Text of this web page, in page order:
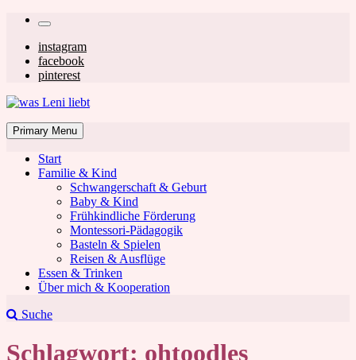
Skip
content
Secondary
left
navigation
Secondary
right
navigation
instagram
facebook
pinterest
was Leni liebt
Mom & Lifestyle Blog
Primary Menu
Start
Familie & Kind
Schwangerschaft & Geburt
Baby & Kind
Frühkindliche Förderung
Montessori-Pädagogik
Basteln & Spielen
Reisen & Ausflüge
Essen & Trinken
Über mich & Kooperation
Suche
Schlagwort: ohtoodles